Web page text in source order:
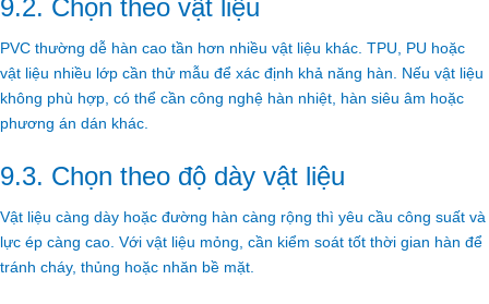
9.2. Chọn theo vật liệu
PVC thường dễ hàn cao tần hơn nhiều vật liệu khác. TPU, PU hoặc
vật liệu nhiều lớp cần thử mẫu để xác định khả năng hàn. Nếu vật liệu
không phù hợp, có thể cần công nghệ hàn nhiệt, hàn siêu âm hoặc
phương án dán khác.
9.3. Chọn theo độ dày vật liệu
Vật liệu càng dày hoặc đường hàn càng rộng thì yêu cầu công suất và
lực ép càng cao. Với vật liệu mỏng, cần kiểm soát tốt thời gian hàn để
tránh cháy, thủng hoặc nhăn bề mặt.